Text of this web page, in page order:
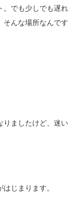
。でも少しでも遅れ
そんな場所なんです
りましたけど、迷い
じまります。